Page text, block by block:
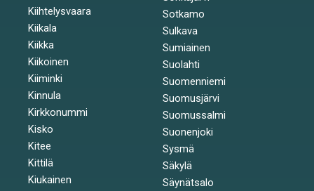
Kiihtelysvaara
Kiikala
Kiikka
Kiikoinen
Kiiminki
Kinnula
Kirkkonummi
Kisko
Kitee
Kittilä
Kiukainen
Sotkamo
Sulkava
Sumiainen
Suolahti
Suomenniemi
Suomusjärvi
Suomussalmi
Suonenjoki
Sysmä
Säkylä
Säynätsalo